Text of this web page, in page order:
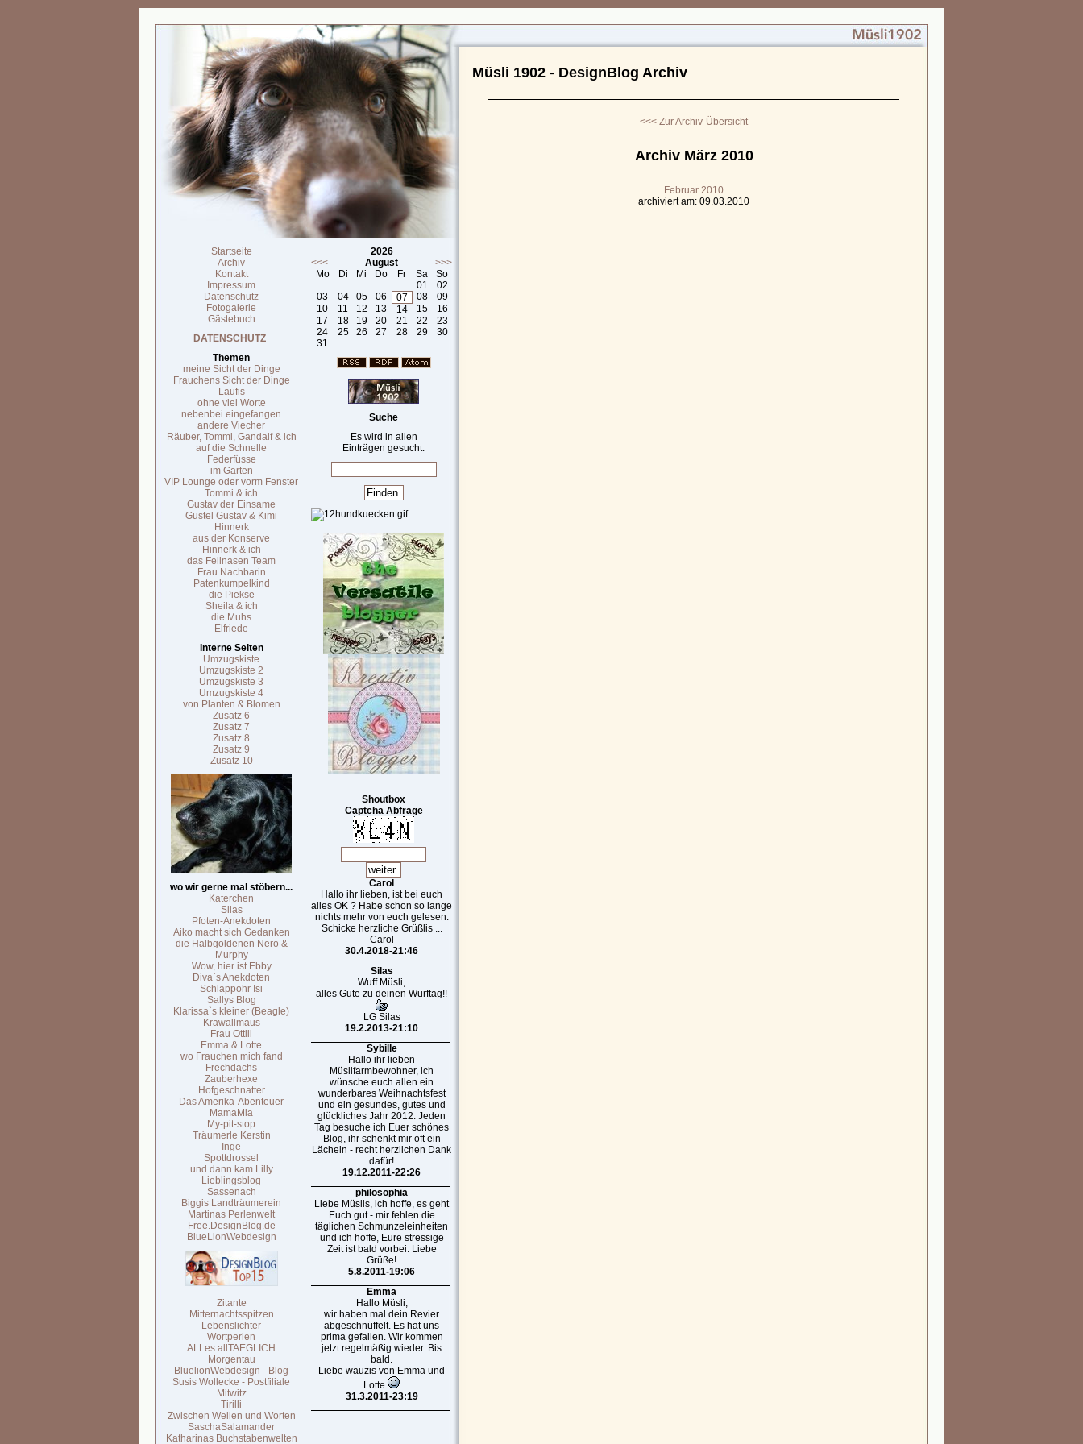
Startseite
Archiv
Kontakt
Impressum
Datenschutz
Fotogalerie
Gästebuch
DATENSCHUTZ
Themen
meine Sicht der Dinge
Frauchens Sicht der Dinge
Laufis
ohne viel Worte
nebenbei eingefangen
andere Viecher
Räuber, Tommi, Gandalf & ich
auf die Schnelle
Federfüsse
im Garten
VIP Lounge oder vorm Fenster
Tommi & ich
Gustav der Einsame
Gustel Gustav & Kimi
Hinnerk
aus der Konserve
Hinnerk & ich
das Fellnasen Team
Frau Nachbarin
Patenkumpelkind
die Piekse
Sheila & ich
die Muhs
Elfriede
Interne Seiten
Umzugskiste
Umzugskiste 2
Umzugskiste 3
Umzugskiste 4
von Planten & Blomen
Zusatz 6
Zusatz 7
Zusatz 8
Zusatz 9
Zusatz 10
wo wir gerne mal stöbern...
Katerchen
Silas
Pfoten-Anekdoten
Aiko macht sich Gedanken
die Halbgoldenen Nero &
Murphy
Wow, hier ist Ebby
Diva`s Anekdoten
Schlappohr Isi
Sallys Blog
Klarissa`s kleiner (Beagle)
Krawallmaus
Frau Ottili
Emma & Lotte
wo Frauchen mich fand
Frechdachs
Zauberhexe
Hofgeschnatter
Das Amerika-Abenteuer
MamaMia
My-pit-stop
Träumerle Kerstin
Inge
Spottdrossel
und dann kam Lilly
Lieblingsblog
Sassenach
Biggis Landträumerein
Martinas Perlenwelt
Free.DesignBlog.de
BlueLionWebdesign
Zitante
Mitternachtsspitzen
Lebenslichter
Wortperlen
ALLes allTAEGLICH
Morgentau
BluelionWebdesign - Blog
Susis Wollecke - Postfiliale
Mitwitz
Tirilli
Zwischen Wellen und Worten
SaschaSalamander
Katharinas Buchstabenwelten
2026
<<<
August
>>>
Mo
Di Mi Do Fr Sa
So
01
02
03
04 05 06 07 08
09
10
11 12 13 14 15
16
17
18 19 20 21 22
23
24
25 26 27 28 29
30
31
Suche
Es wird in allen
Einträgen gesucht.
Shoutbox
Captcha Abfrage
Carol
Hallo ihr lieben, ist bei euch
alles OK ? Habe schon so lange
nichts mehr von euch gelesen.
Schicke herzliche Grüßlis ...
Carol
30.4.2018-21:46
Silas
Wuff Müsli,
alles Gute zu deinen Wurftag!!
LG Silas
19.2.2013-21:10
Sybille
Hallo ihr lieben
Müslifarmbewohner, ich
wünsche euch allen ein
wunderbares Weihnachtsfest
und ein gesundes, gutes und
glückliches Jahr 2012. Jeden
Tag besuche ich Euer schönes
Blog, ihr schenkt mir oft ein
Lächeln - recht herzlichen Dank
dafür!
19.12.2011-22:26
philosophia
Liebe Müslis, ich hoffe, es geht
Euch gut - mir fehlen die
täglichen Schmunzeleinheiten
und ich hoffe, Eure stressige
Zeit ist bald vorbei. Liebe
Grüße!
5.8.2011-19:06
Emma
Hallo Müsli,
wir haben mal dein Revier
abgeschnüffelt. Es hat uns
prima gefallen. Wir kommen
jetzt regelmäßig wieder. Bis
bald.
Liebe wauzis von Emma und
Lotte
31.3.2011-23:19
Müsli 1902 - DesignBlog Archiv
<<< Zur Archiv-Übersicht
Archiv März 2010
Februar 2010
archiviert am: 09.03.2010